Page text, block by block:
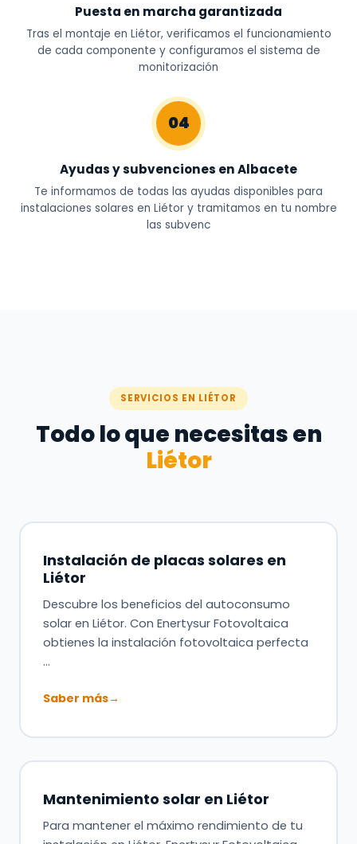
Puesta en marcha garantizada
Tras el montaje en Liétor, verificamos el funcionamiento
de cada componente y configuramos el sistema de
monitorización
04
Ayudas y subvenciones en Albacete
Te informamos de todas las ayudas disponibles para
instalaciones solares en Liétor y tramitamos en tu nombre
las subvenc
SERVICIOS EN LIÉTOR
Todo lo que necesitas en
Liétor
Instalación de placas solares en
Liétor
Descubre los beneficios del autoconsumo
solar en Liétor. Con Enertysur Fotovoltaica
obtienes la instalación fotovoltaica perfecta
…
Saber más→
Mantenimiento solar en Liétor
Para mantener el máximo rendimiento de tu